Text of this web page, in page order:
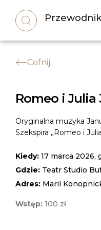
Cofnij
Romeo i Julia
Oryginalna muzyka
Szekspira „Romeo i
Kiedy: 17 marca 2026,
Gdzie: Teatr Studio
Adres: Marii
Wstęp: 100 zł